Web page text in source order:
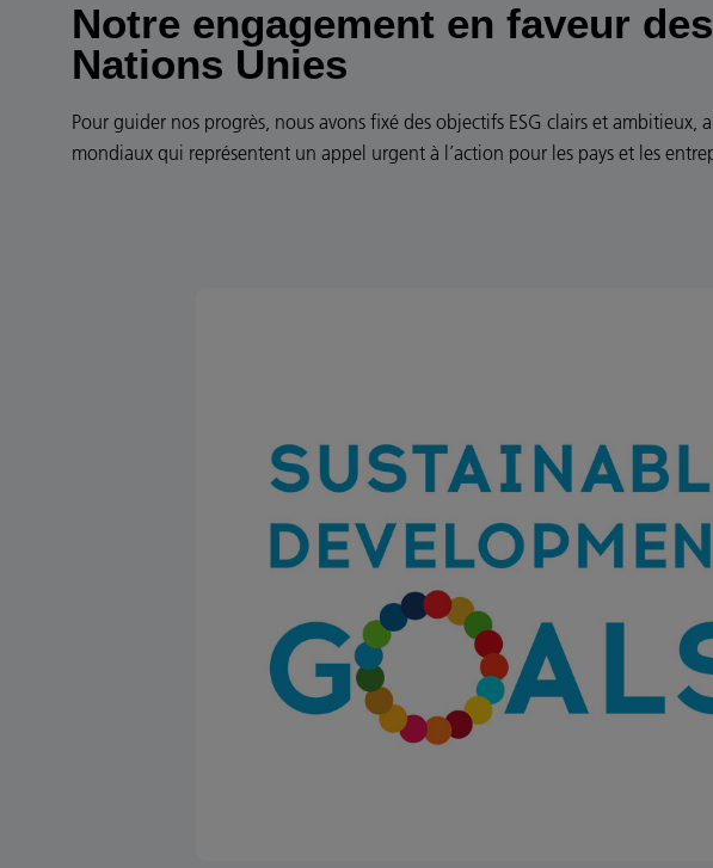
Notre engagement en faveur
Nations Unies
Pour guider nos progrès, nous avons fixé des objectifs ESG clairs et
mondiaux qui représentent un appel urgent à l’action pour les pays et les